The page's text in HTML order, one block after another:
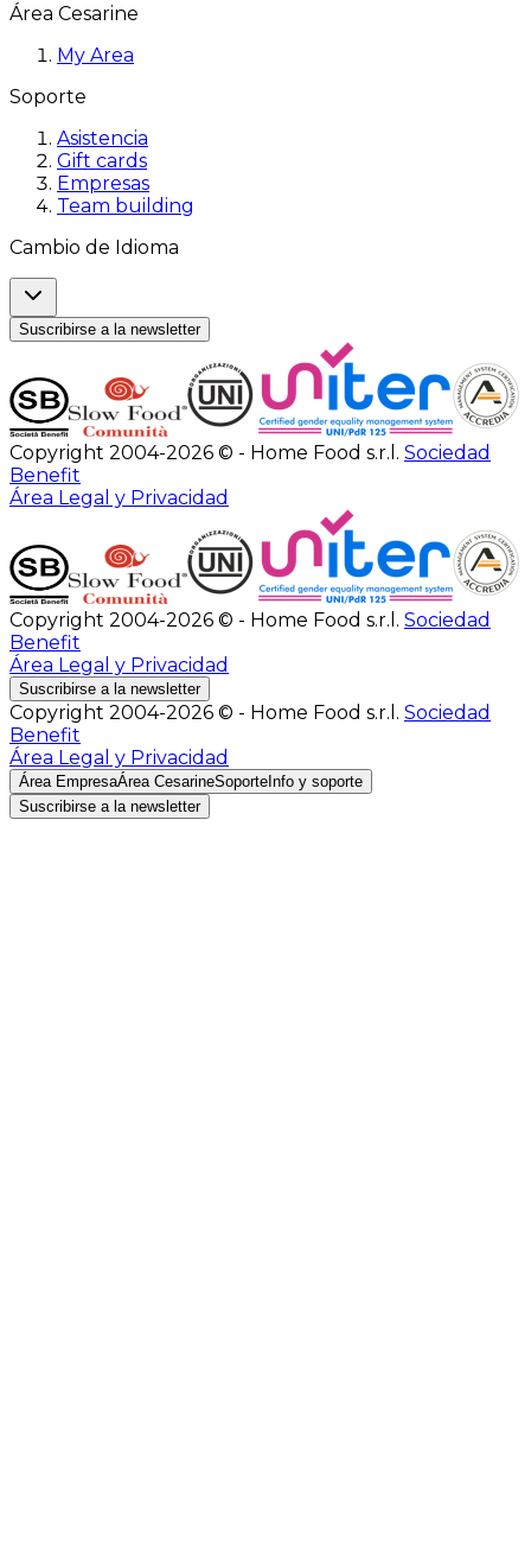
Área Cesarine
My Area
Soporte
Asistencia
Gift cards
Empresas
Team building
Cambio de Idioma
Suscribirse a la newsletter
Copyright 2004-2026 © - Home Food s.r.l. Sociedad
Benefit
Área Legal y Privacidad
Copyright 2004-2026 © - Home Food s.r.l. Sociedad
Benefit
Área Legal y Privacidad
Suscribirse a la newsletter
Copyright 2004-2026 © - Home Food s.r.l. Sociedad
Benefit
Área Legal y Privacidad
Área EmpresaÁrea CesarineSoporte Info y soporte
Suscribirse a la newsletter